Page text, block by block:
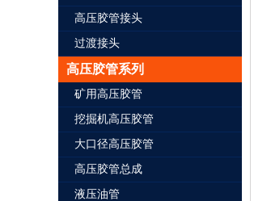
高压胶管接头
过渡接头
高压胶管系列
矿用高压胶管
挖掘机高压胶管
大口径高压胶管
高压胶管总成
液压油管